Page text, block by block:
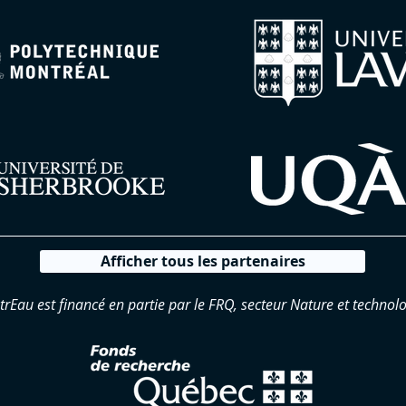
Afficher tous les partenaires
est financé en partie par le FRQ, secteur Nature et